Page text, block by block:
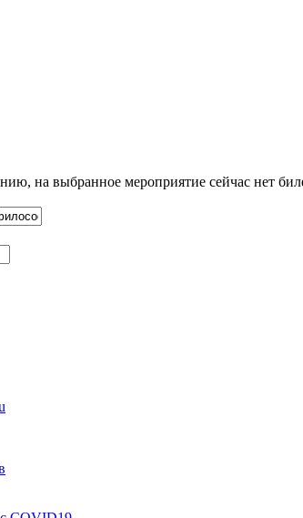
на выбранное мероприятие сейчас нет